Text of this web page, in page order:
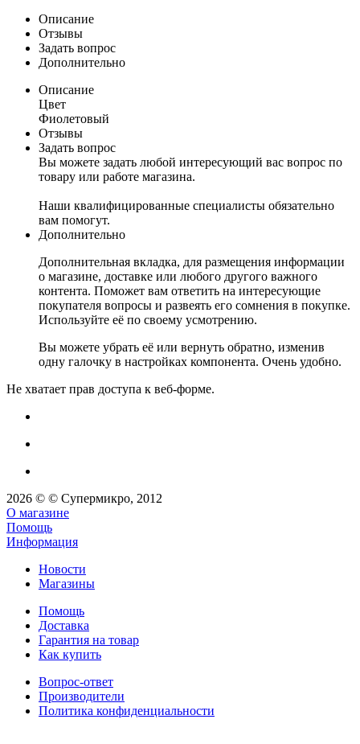
Описание
Отзывы
Задать вопрос
Дополнительно
Описание
Цвет
Фиолетовый
Отзывы
Задать вопрос
Вы можете задать любой интересующий вас вопрос по
товару или работе магазина.
Наши квалифицированные специалисты обязательно
вам помогут.
Дополнительно
Дополнительная вкладка, для размещения информации
о магазине, доставке или любого другого важного
контента. Поможет вам ответить на интересующие
покупателя вопросы и развеять его сомнения в покупке.
Используйте её по своему усмотрению.
Вы можете убрать её или вернуть обратно, изменив
одну галочку в настройках компонента. Очень удобно.
Не хватает прав доступа к веб-форме.
2026 © © Супермикро, 2012
О магазине
Помощь
Информация
Новости
Магазины
Помощь
Доставка
Гарантия на товар
Как купить
Вопрос-ответ
Производители
Политика конфиденциальности